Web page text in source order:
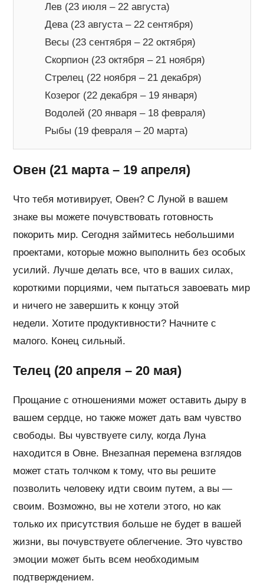
Лев (23 июля – 22 августа)
Дева (23 августа – 22 сентября)
Весы (23 сентября – 22 октября)
Скорпион (23 октября – 21 ноября)
Стрелец (22 ноября – 21 декабря)
Козерог (22 декабря – 19 января)
Водолей (20 января – 18 февраля)
Рыбы (19 февраля – 20 марта)
Овен (21 марта – 19 апреля)
Что тебя мотивирует, Овен? С Луной в вашем
знаке вы можете почувствовать готовность
покорить мир. Сегодня займитесь небольшими
проектами, которые можно выполнить без особых
усилий. Лучше делать все, что в ваших силах,
короткими порциями, чем пытаться завоевать мир
и ничего не завершить к концу этой
недели. Хотите продуктивности? Начните с
малого. Конец сильный.
Телец (20 апреля – 20 мая)
Прощание с отношениями может оставить дыру в
вашем сердце, но также может дать вам чувство
свободы. Вы чувствуете силу, когда Луна
находится в Овне. Внезапная перемена взглядов
может стать толчком к тому, что вы решите
позволить человеку идти своим путем, а вы —
своим. Возможно, вы не хотели этого, но как
только их присутствия больше не будет в вашей
жизни, вы почувствуете облегчение. Это чувство
эмоции может быть всем необходимым
подтверждением.